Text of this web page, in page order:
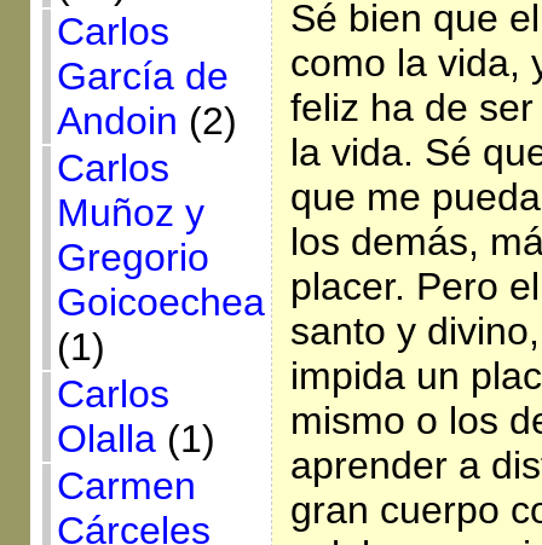
Carlos
García de
Andoin (2)
Carlos
Muñoz y
Gregorio
Goicoechea
(1)
Carlos
Olalla(1)
Carmen
Cárceles
Sé bien que
como la vida,
feliz ha de
la vida. Sé
que me
los demás,
placer. Pero
santo y
impida un
mismo o los
aprender a
gran cuerpo